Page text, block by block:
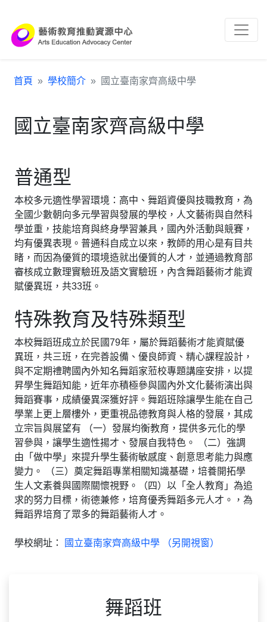
首頁 學校簡介 國立臺南家齊高級中學
國立臺南家齊高級中學
普通型
本校多元適性學習環境：高中、舞蹈資優與技職教育，為
全國少數朝向多元學習與發展的學校，人文藝術與自然科
學並重，技能培育與終身學習兼具，國內外活動與競賽，
均有優異表現。普通科自成立以來，教師的用心是有目共
睹，而因為優質的環境造就出優質的人才，並通過教育部
審核成立數理實驗班及語文實驗班，內含舞蹈藝術才能資
賦優異班，共33班。
特殊教育及特殊類型
本校舞蹈班成立於民國79年，屬於舞蹈藝術才能資賦優
異班，共三班，在完善設備、優良師資、精心課程設計，
與不定期禮聘國內外知名舞蹈家蒞校專題講座安排，以提
昇學生舞蹈知能，近年亦積極參與國內外文化藝術演出與
舞蹈賽事，成績優異深獲好評。舞蹈班除讓學生能在自己
學業上更上層樓外，更重視品德教育與人格的發展，其成
立宗旨與展望有 （一）發展均衡教育，提供多元化的學
習參與，讓學生適性揚才、發展自我特色。 （二）強調
由「做中學」來提升學生藝術敏感度、創意思考能力與應
變力。 （三）奠定舞蹈專業相關知識基礎，培養開拓學
生人文素養與國際關懷視野。（四）以「全人教育」為追
求的努力目標，術德兼修，培育優秀舞蹈多元人才。，為
舞蹈界培育了眾多的舞蹈藝術人才。
學校網址： 國立臺南家齊高級中學 （另開視窗）
舞蹈班